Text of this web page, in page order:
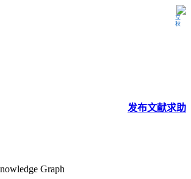
立秋
发布文献求助
Graph